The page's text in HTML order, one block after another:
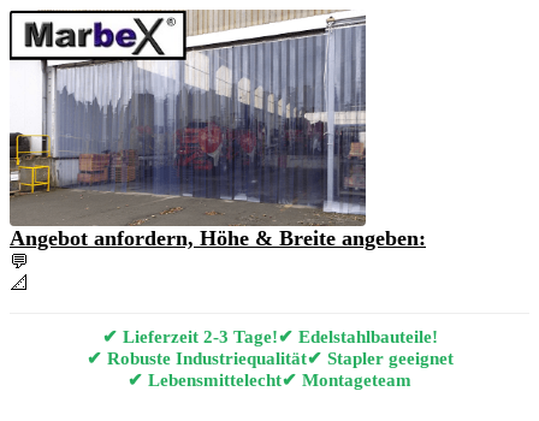
Angebot anfordern, Höhe & Breite angeben:
💬
📐
✔ Lieferzeit 2-3 Tage!✔ Edelstahlbauteile!
✔ Robuste Industriequalität✔ Stapler geeignet
✔ Lebensmittelecht✔ Montageteam